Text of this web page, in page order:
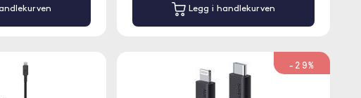
Legg i handlekurven
-29%